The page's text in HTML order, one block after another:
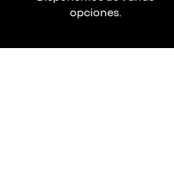
opciones.